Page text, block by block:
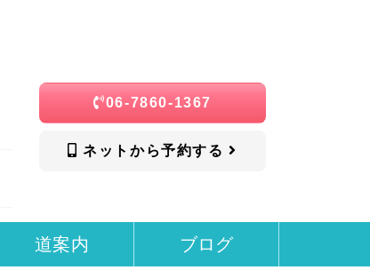
06-7860-1367
ネットから予約する
道案内 ブログ